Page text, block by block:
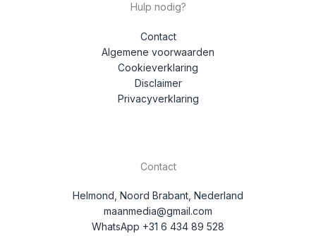
Hulp nodig?
Contact
Algemene voorwaarden
Cookieverklaring
Disclaimer
Privacyverklaring
Contact
Helmond, Noord Brabant, Nederland
maanmedia@gmail.com
WhatsApp +31 6 434 89 528